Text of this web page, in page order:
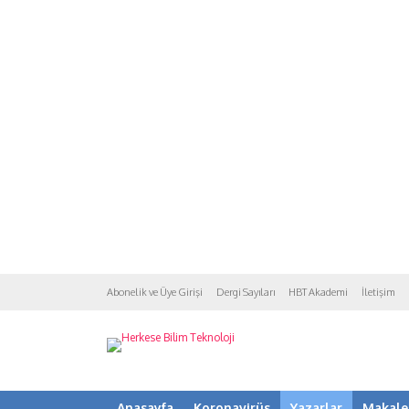
Abonelik ve Üye Girişi Dergi Sayıları HBT Akademi İletişim